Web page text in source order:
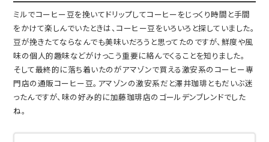
ミルでコーヒー豆を挽いてドリップしてコーヒーをじっくり時間と手間
をかけて楽しんでいたときは、コーヒー豆をいろいろと探していました。
豆が挽きたてならなんでも美味いだろうと思ってたのですが、鮮度や風
味の個人的趣味などがけっこう重要に絡んでくることを知りました。
そして最終的に落ち着いたのがアマゾンで買える激安系のコーヒー専
門店の通販コーヒー豆。アマゾンの激安系だと澤井珈琲ともだいぶ迷
ったんですが、味の好み的に加藤珈琲店のゴールデンブレンドでした
ね。